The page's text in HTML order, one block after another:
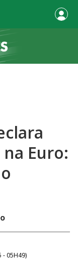
Euro:
- 05H49)